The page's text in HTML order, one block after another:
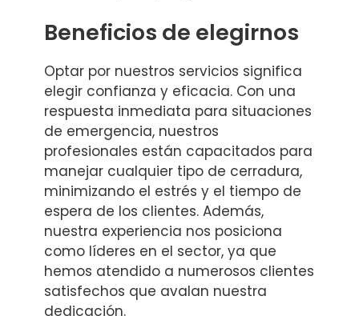
Beneficios de elegirnos
Optar por nuestros servicios significa
elegir confianza y eficacia. Con una
respuesta inmediata para situaciones
de emergencia, nuestros
profesionales están capacitados para
manejar cualquier tipo de cerradura,
minimizando el estrés y el tiempo de
espera de los clientes. Además,
nuestra experiencia nos posiciona
como líderes en el sector, ya que
hemos atendido a numerosos clientes
satisfechos que avalan nuestra
dedicación.